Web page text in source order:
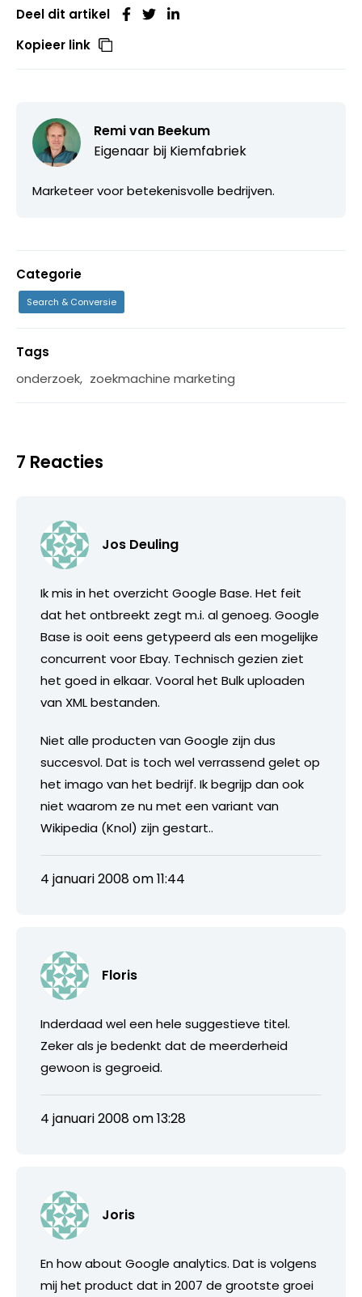
Deel dit artikel
Kopieer link
Remi van Beekum
Eigenaar bij Kiemfabriek
Marketeer voor betekenisvolle bedrijven.
Categorie
Search & Conversie
Tags
onderzoek, zoekmachine marketing
7 Reacties
Jos Deuling
Ik mis in het overzicht Google Base. Het feit
dat het ontbreekt zegt m.i. al genoeg. Google
Base is ooit eens getypeerd als een mogelijke
concurrent voor Ebay. Technisch gezien ziet
het goed in elkaar. Vooral het Bulk uploaden
van XML bestanden.
Niet alle producten van Google zijn dus
succesvol. Dat is toch wel verrassend gelet op
het imago van het bedrijf. Ik begrijp dan ook
niet waarom ze nu met een variant van
Wikipedia (Knol) zijn gestart..
4 januari 2008 om 11:44
Floris
Inderdaad wel een hele suggestieve titel.
Zeker als je bedenkt dat de meerderheid
gewoon is gegroeid.
4 januari 2008 om 13:28
Joris
En how about Google analytics. Dat is volgens
mij het product dat in 2007 de grootste groei